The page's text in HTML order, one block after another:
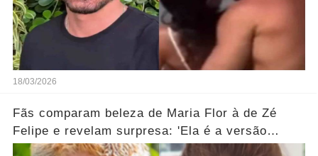
18/03/2026
Fãs comparam beleza de Maria Flor à de Zé
Felipe e revelam surpresa: 'Ela é a versão
feminina!'... Ver mais